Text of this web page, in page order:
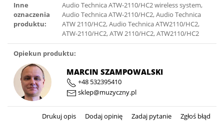
Inne
oznaczenia
produktu:
Audio Technica ATW-2110/HC2 wireless system,
Audio Technica ATW-2110/HC2, Audio Technica
ATW 2110/HC2, Audio Technica ATW2110/HC2,
ATW-2110/HC2, ATW 2110/HC2, ATW2110/HC2
Opiekun produktu:
MARCIN SZAMPOWALSKI
+48 532395410
sklep@muzyczny.pl
Drukuj opis Dodaj opinię Zadaj pytanie Zgłoś błąd